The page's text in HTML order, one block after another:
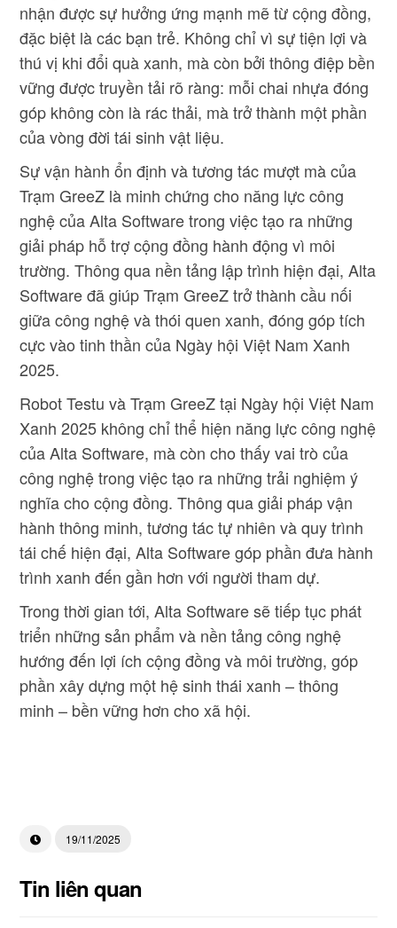
nhận được sự hưởng ứng mạnh mẽ từ cộng đồng,
đặc biệt là các bạn trẻ. Không chỉ vì sự tiện lợi và
thú vị khi đổi quà xanh, mà còn bởi thông điệp bền
vững được truyền tải rõ ràng: mỗi chai nhựa đóng
góp không còn là rác thải, mà trở thành một phần
của vòng đời tái sinh vật liệu.
Sự vận hành ổn định và tương tác mượt mà của
Trạm GreeZ là minh chứng cho năng lực công
nghệ của Alta Software trong việc tạo ra những
giải pháp hỗ trợ cộng đồng hành động vì môi
trường. Thông qua nền tảng lập trình hiện đại, Alta
Software đã giúp Trạm GreeZ trở thành cầu nối
giữa công nghệ và thói quen xanh, đóng góp tích
cực vào tinh thần của Ngày hội Việt Nam Xanh
2025.
Robot Testu và Trạm GreeZ tại Ngày hội Việt Nam
Xanh 2025 không chỉ thể hiện năng lực công nghệ
của Alta Software, mà còn cho thấy vai trò của
công nghệ trong việc tạo ra những trải nghiệm ý
nghĩa cho cộng đồng. Thông qua giải pháp vận
hành thông minh, tương tác tự nhiên và quy trình
tái chế hiện đại, Alta Software góp phần đưa hành
trình xanh đến gần hơn với người tham dự.
Trong thời gian tới, Alta Software sẽ tiếp tục phát
triển những sản phẩm và nền tảng công nghệ
hướng đến lợi ích cộng đồng và môi trường, góp
phần xây dựng một hệ sinh thái xanh – thông
minh – bền vững hơn cho xã hội.
19/11/2025
Tin liên quan